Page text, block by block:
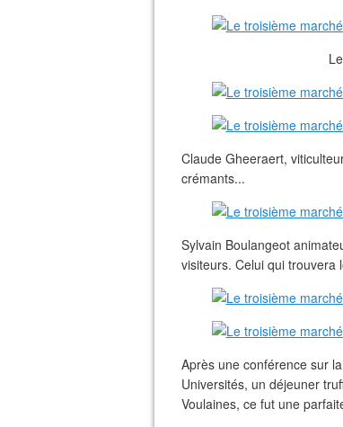
Claude Gheeraert,
crémants...
Sylvain Boulangeot
visiteurs. Celui qui trouvera
Après une conférence sur
Universités, un déjeuner
Voulaines, ce fut une